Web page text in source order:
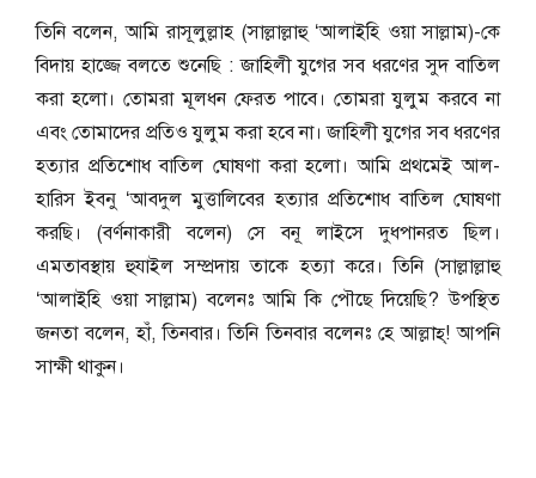
তিনি বলেন, আমি রাসূলুল্লাহ (সাল্লাল্লাহু ‘আলাইহি ওয়া সাল্লাম)-কে
বিদায় হাজ্জে বলতে শুনেছি : জাহিলী যুগের সব ধরণের সুদ বাতিল
করা হলো। তোমরা মূলধন ফেরত পাবে। তোমরা যুলুম করবে না
এবং তোমাদের প্রতিও যুলুম করা হবে না। জাহিলী যুগের সব ধরণের
হত্যার প্রতিশোধ বাতিল ঘোষণা করা হলো। আমি প্রথমেই আল-
হারিস ইবনু ‘আবদুল মুত্তালিবের হত্যার প্রতিশোধ বাতিল ঘোষণা
করছি। (বর্ণনাকারী বলেন) সে বনূ লাইসে দুধপানরত ছিল।
এমতাবস্থায় হুযাইল সম্প্রদায় তাকে হত্যা করে। তিনি (সাল্লাল্লাহু
‘আলাইহি ওয়া সাল্লাম) বলেনঃ আমি কি পৌছে দিয়েছি? উপস্থিত
জনতা বলেন, হাঁ, তিনবার। তিনি তিনবার বলেনঃ হে আল্লাহ্! আপনি
সাক্ষী থাকুন।